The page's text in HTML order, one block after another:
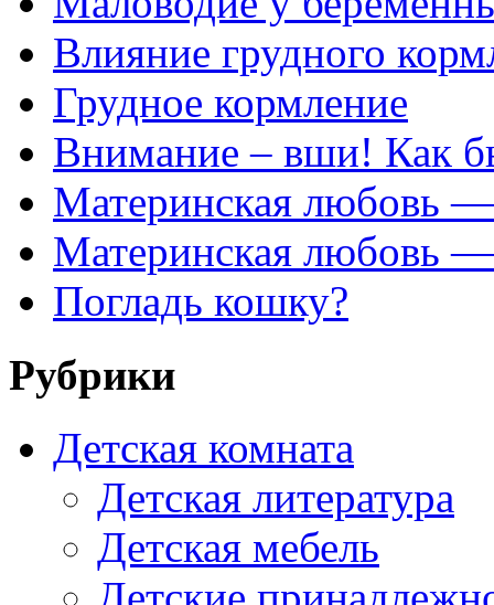
Влияние грудного
Грудное кормление
Внимание – вши! Как
Материнская любовь —
Материнская любовь —
Погладь кошку?
Рубрики
Детская комната
Детская литература
Детская мебель